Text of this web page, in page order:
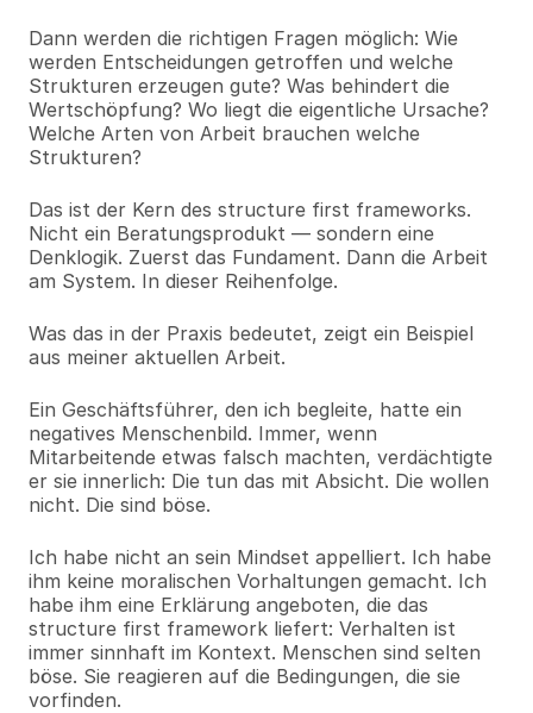
Dann werden die richtigen Fragen möglich: Wie
werden Entscheidungen getroffen und welche
Strukturen erzeugen gute? Was behindert die
Wertschöpfung? Wo liegt die eigentliche Ursache?
Welche Arten von Arbeit brauchen welche
Strukturen?
Das ist der Kern des structure first frameworks.
Nicht ein Beratungsprodukt — sondern eine
Denklogik. Zuerst das Fundament. Dann die Arbeit
am System. In dieser Reihenfolge.
Was das in der Praxis bedeutet, zeigt ein Beispiel
aus meiner aktuellen Arbeit.
Ein Geschäftsführer, den ich begleite, hatte ein
negatives Menschenbild. Immer, wenn
Mitarbeitende etwas falsch machten, verdächtigte
er sie innerlich: Die tun das mit Absicht. Die wollen
nicht. Die sind böse.
Ich habe nicht an sein Mindset appelliert. Ich habe
ihm keine moralischen Vorhaltungen gemacht. Ich
habe ihm eine Erklärung angeboten, die das
structure first framework liefert: Verhalten ist
immer sinnhaft im Kontext. Menschen sind selten
böse. Sie reagieren auf die Bedingungen, die sie
vorfinden.